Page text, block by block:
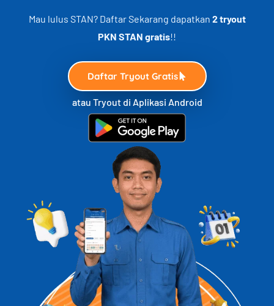
Mau lulus STAN? Daftar Sekarang dapatkan 2 tryout
PKN STAN gratis!!
Daftar Tryout Gratis
atau Tryout di Aplikasi Android